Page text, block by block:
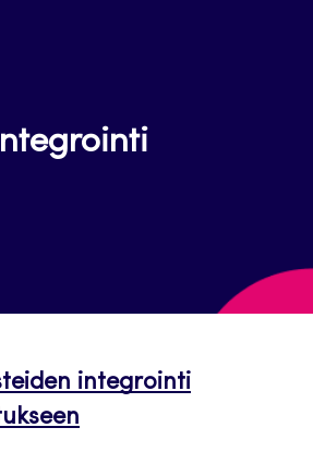
integrointi